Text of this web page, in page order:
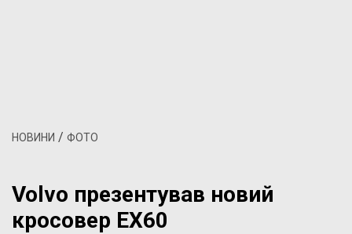
НОВИНИ / ФОТО
Volvo презентував новий
кросовер EX60